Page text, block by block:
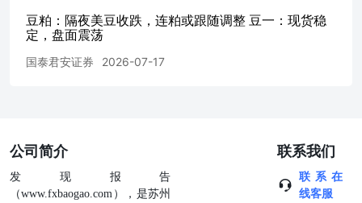
豆粕：隔夜美豆收跌，连粕或跟随调整 豆一：现货稳
定，盘面震荡
国泰君安证券 2026-07-17
公司简介
发现报告
（www.fxbaogao.com），是苏州
联系我们
联系在
线客服